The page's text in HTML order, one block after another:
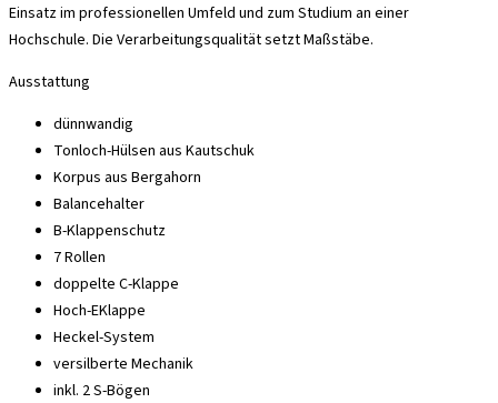
Einsatz im professionellen Umfeld und zum Studium an einer
Hochschule. Die Verarbeitungsqualität setzt Maßstäbe.
Ausstattung
dünnwandig
Tonloch-Hülsen aus Kautschuk
Korpus aus Bergahorn
Balancehalter
B-Klappenschutz
7 Rollen
doppelte C-Klappe
Hoch-EKlappe
Heckel-System
versilberte Mechanik
inkl. 2 S-Bögen